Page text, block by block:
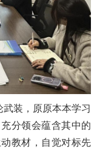
装，原原本本学习
分领会蕴含其中的
教材，自觉对标先